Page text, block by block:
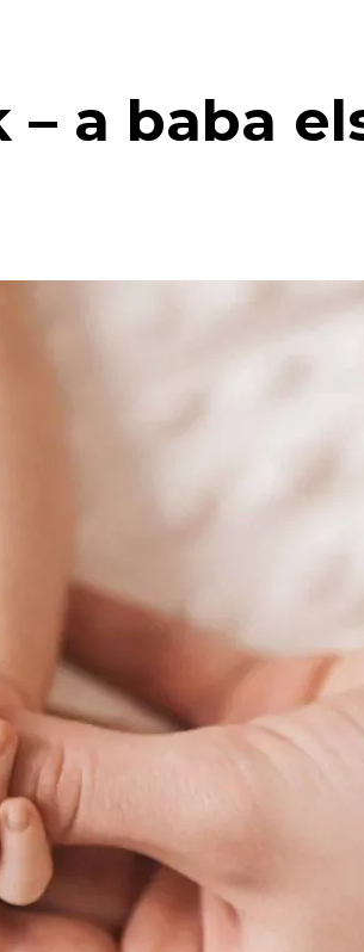
a baba